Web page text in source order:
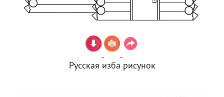
Русская изба рисунок